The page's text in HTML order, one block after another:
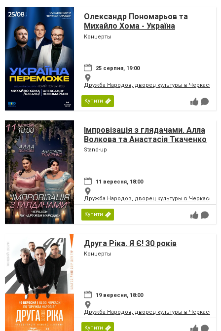
Олександр Пономарьов та
Михайло Хома - Україна
Переможе!
Концерты
25 серпня, 19:00
Дружба Народов, дворец культуры в Черкассах
Купити
Імпровізація з глядачами. Алла
Волкова та Анастасія Ткаченко
Stand-up
11 вересня, 18:00
Дружба Народов, дворец культуры в Черкассах
Купити
Друга Ріка. Я Є! 30 років
Концерты
19 вересня, 18:00
Дружба Народов, дворец культуры в Черкассах
Купити